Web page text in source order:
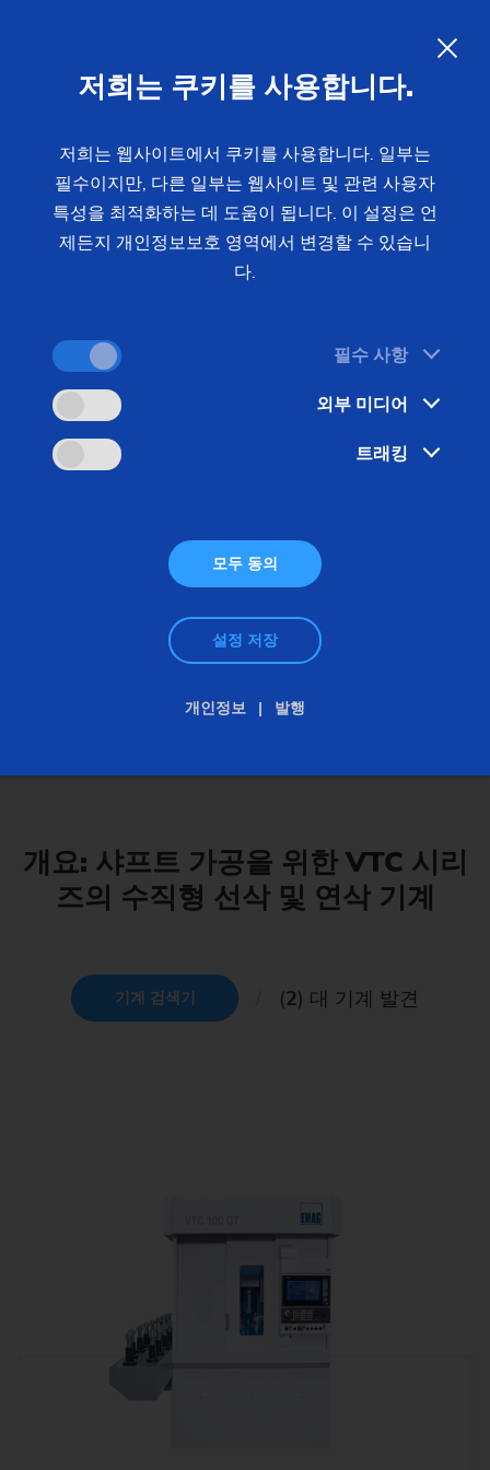
샤프트가공을 위한 포괄적 솔루션: 선삭 및 연삭 기
계 VTC 100 GT는 하드 터닝 및 연삭 작업에서 신속
한 공정을 보장합니다. 모든 선삭 작업은 터렛을 통
해 이루어지고 제2 스테이션에서는 연삭이 진행됩니
다. VTC 315 DS는 까다로운 샤프트형 공작물의 가
개요: 샤프트 가공을 위한 VTC 시리
즈의 수직형 선삭 및 연삭 기계
기계 검색기 (2) 대 기계 발견
저희는 쿠키를 사용합니다.
저희는 웹사이트에서 쿠키를 사용합니다. 일부는
필수이지만, 다른 일부는 웹사이트 및 관련 사용자
특성을 최적화하는 데 도움이 됩니다. 이 설정은 언
제든지 개인정보보호 영역에서 변경할 수 있습니
다.
필수 사항
외부 미디어
트래킹
모두 동의
설정 저장
개인정보 발행